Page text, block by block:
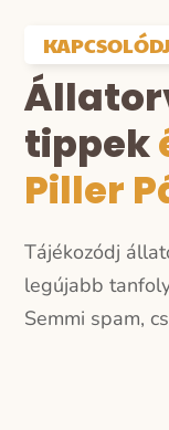
tippek
Piller
Tájékozódj
legújabb
Semmi spam,